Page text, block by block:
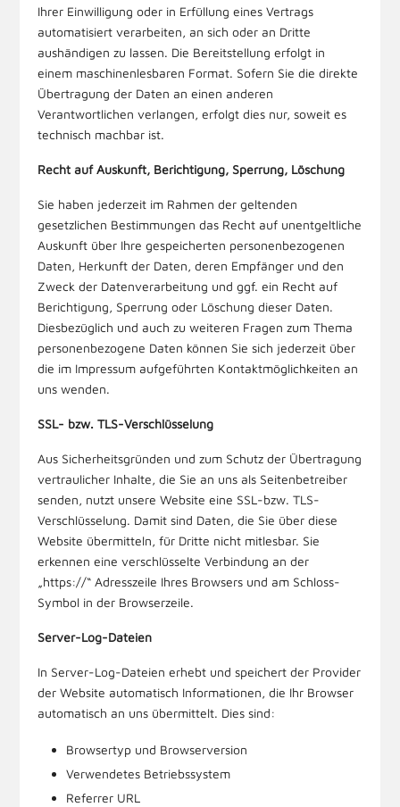
Ihrer Einwilligung oder in Erfüllung eines Vertrags
automatisiert verarbeiten, an sich oder an Dritte
aushändigen zu lassen. Die Bereitstellung erfolgt in
einem maschinenlesbaren Format. Sofern Sie die direkte
Übertragung der Daten an einen anderen
Verantwortlichen verlangen, erfolgt dies nur, soweit es
technisch machbar ist.
Recht auf Auskunft, Berichtigung, Sperrung, Löschung
Sie haben jederzeit im Rahmen der geltenden
gesetzlichen Bestimmungen das Recht auf unentgeltliche
Auskunft über Ihre gespeicherten personenbezogenen
Daten, Herkunft der Daten, deren Empfänger und den
Zweck der Datenverarbeitung und ggf. ein Recht auf
Berichtigung, Sperrung oder Löschung dieser Daten.
Diesbezüglich und auch zu weiteren Fragen zum Thema
personenbezogene Daten können Sie sich jederzeit über
die im Impressum aufgeführten Kontaktmöglichkeiten an
uns wenden.
SSL- bzw. TLS-Verschlüsselung
Aus Sicherheitsgründen und zum Schutz der Übertragung
vertraulicher Inhalte, die Sie an uns als Seitenbetreiber
senden, nutzt unsere Website eine SSL-bzw. TLS-
Verschlüsselung. Damit sind Daten, die Sie über diese
Website übermitteln, für Dritte nicht mitlesbar. Sie
erkennen eine verschlüsselte Verbindung an der
„https://“ Adresszeile Ihres Browsers und am Schloss-
Symbol in der Browserzeile.
Server-Log-Dateien
In Server-Log-Dateien erhebt und speichert der Provider
der Website automatisch Informationen, die Ihr Browser
automatisch an uns übermittelt. Dies sind:
Browsertyp und Browserversion
Verwendetes Betriebssystem
Referrer URL